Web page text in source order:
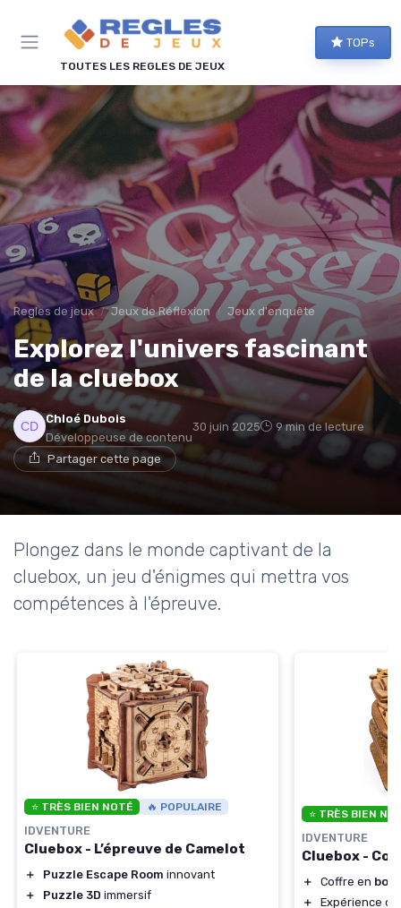
TOUTES LES REGLES DE JEUX
TOPs
Regles de jeux Jeux de Réflexion Jeux d'enquête
Explorez l'univers fascinant
de la cluebox
Chloé Dubois
Développeuse de contenu
30 juin 2025 9 min de lecture
Partager cette page
Plongez dans le monde captivant de la
cluebox, un jeu d'énigmes qui mettra vos
compétences à l'épreuve.
⭐ TRÈS BIEN NOTÉ 🔥 POPULAIRE
IDVENTURE
Cluebox - L’épreuve de Camelot
＋ Puzzle Escape Room innovant
＋
Puzzle 3D immersif
⭐ TRÈS BIEN
IDVENTURE
Cluebox -
＋ Coffre en bois
＋
Expérience de